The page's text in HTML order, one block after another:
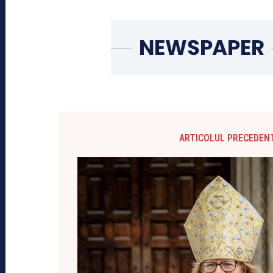
ARTICOLUL